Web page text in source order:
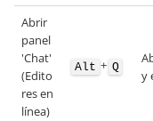
Abrir
panel
'Chat'
(Edito
res en
línea)
Alt + Q
y